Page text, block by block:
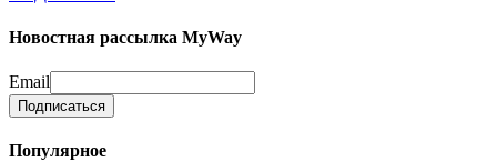
Новостная рассылка MyWay
Email
Популярное